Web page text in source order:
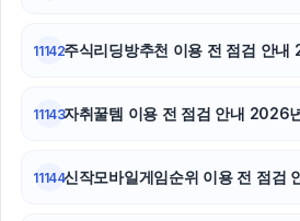
11142주식리딩방추천 이용 전 점검 안
11143자취꿀템 이용 전 점검 안내
11144신작모바일게임순위 이용 전 점